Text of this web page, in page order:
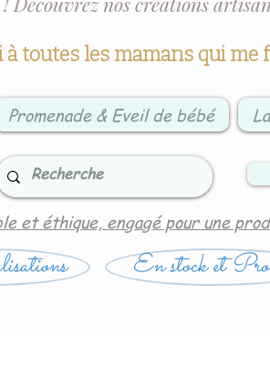
à toutes les mamans qui me
Promenade & Eveil de bébé
et éthique, engagé pour une
En stock et